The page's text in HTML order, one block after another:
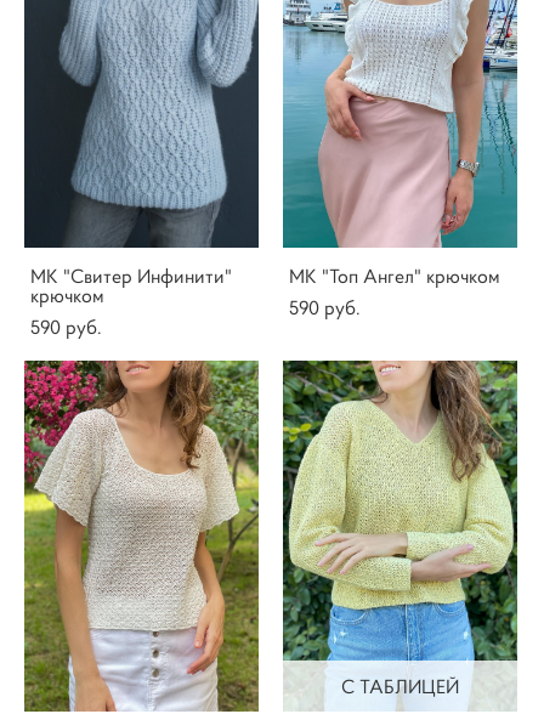
МК "Свитер Инфинити"
крючком
590 pуб.
МК "Топ Ангел" крючком
590 pуб.
С ТАБЛИЦЕЙ